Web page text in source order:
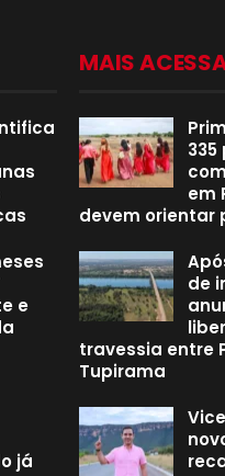
e
já
MAIS
em
devem orientar
de
travessia entre
Tupirama